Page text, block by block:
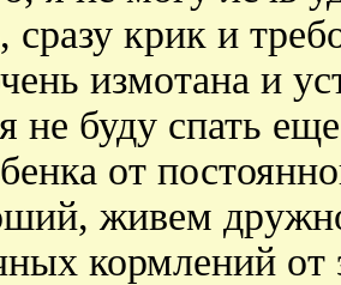
крик и
измотана и
не буду спать
от
живем
кормлений от